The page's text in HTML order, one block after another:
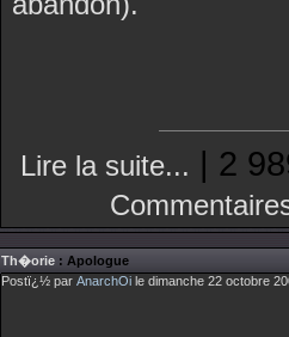
Lire la suite... | 2
Th�orie : Apologue
Postï¿½ par AnarchOi le dimanche 22 octobre